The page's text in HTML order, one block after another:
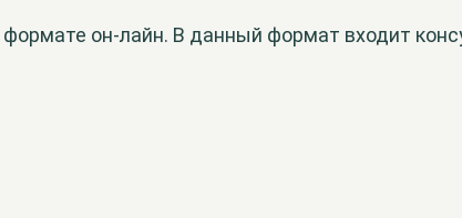
он-лайн. В данный формат входит